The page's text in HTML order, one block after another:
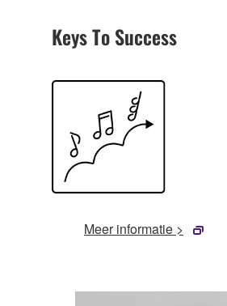
Keys To Success
Meer informatie >